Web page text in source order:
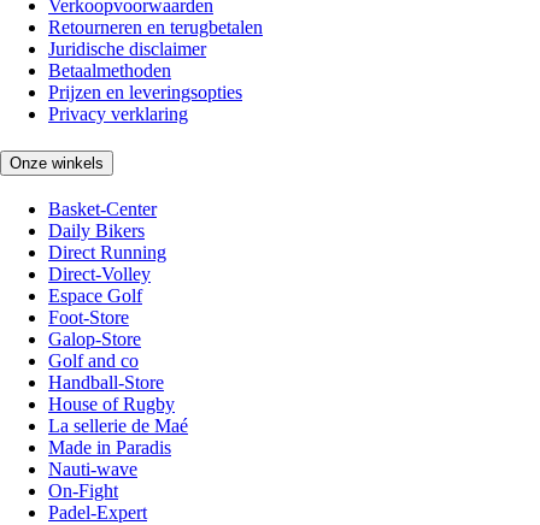
Verkoopvoorwaarden
Retourneren en terugbetalen
Juridische disclaimer
Betaalmethoden
Prijzen en leveringsopties
Privacy verklaring
Onze winkels
Basket-Center
Daily Bikers
Direct Running
Direct-Volley
Espace Golf
Foot-Store
Galop-Store
Golf and co
Handball-Store
House of Rugby
La sellerie de Maé
Made in Paradis
Nauti-wave
On-Fight
Padel-Expert